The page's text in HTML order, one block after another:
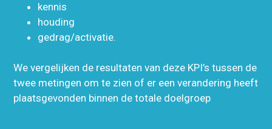
kennis
houding
gedrag/activatie.
We vergelijken de resultaten van deze KPI’s tussen de
twee metingen om te zien of er een verandering heeft
plaatsgevonden binnen de totale doelgroep